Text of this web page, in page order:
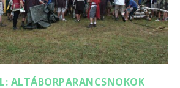
ALTÁBORPARANCSNOKOK